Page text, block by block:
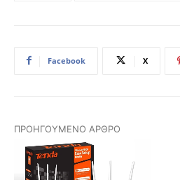
Facebook X
ΠΡΟΗΓΟΎΜΕΝΟ ΆΡΘΡΟ